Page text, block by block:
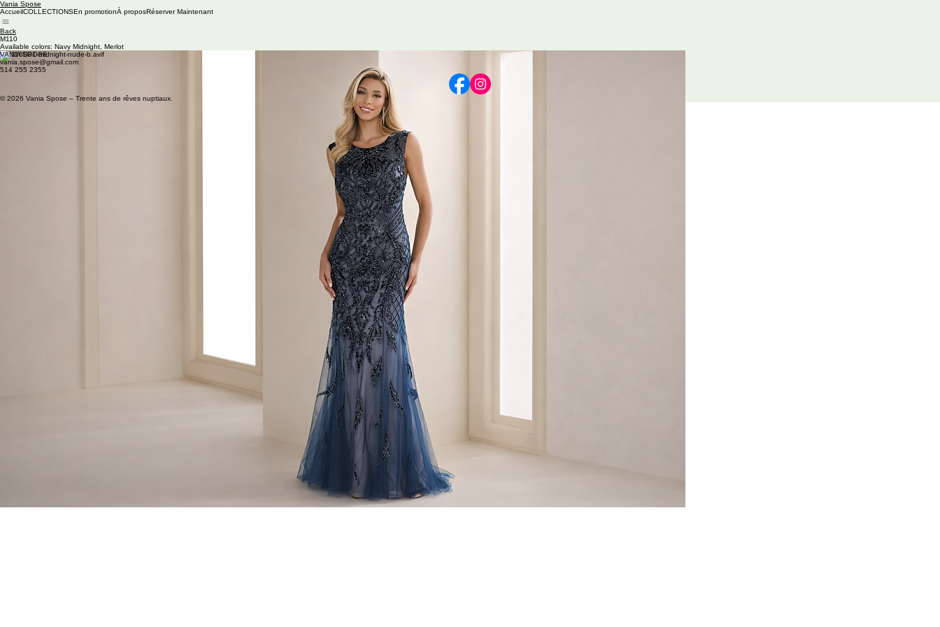
Vania Spose
AccueilCOLLECTIONSEn promotionÀ proposRéserver Maintenant
Back
M110
Available colors: Navy Midnight, Merlot
VANIA SPOSE
vania.spose@gmail.com
514 255 2355
© 2026 Vania Spose – Trente ans de rêves nuptiaux.